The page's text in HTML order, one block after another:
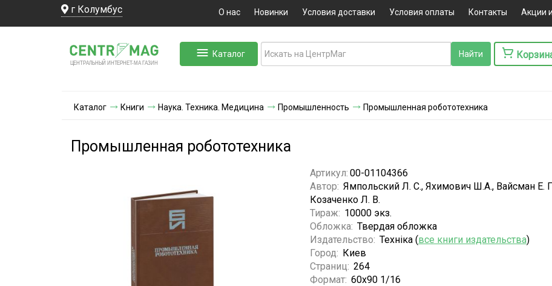
г Колумбус О нас Новинки Условия доставки Условия оплаты Контакты Акции
ЦЕНТРАЛЬНЫЙ ИНТЕРНЕТ-МА ГАЗИН
Каталог
Каталог Книги Наука. Техника. Медицина Промышленность Промышленная робототехника
Промышленная робототехника
Артикул: 00-01104366
Автор: Ямпольский Л. С., Яхимович Ш.А., Вайсман Е.
Козаченко Л. В.
Тираж: 10000 экз.
Обложка: Твердая обложка
Издательство: Технiка (все книги издательства)
Город: Киев
Страниц: 264
Формат: 60х90 1/16